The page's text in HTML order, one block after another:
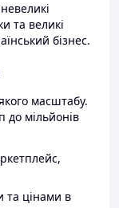
та великі
бізнес.
масштабу.
до мільйонів
та цінами в